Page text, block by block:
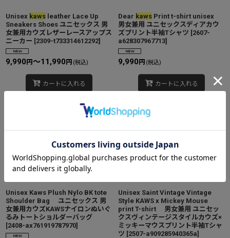
Unisex kaws leather Lace Up
Sneakers Shoes ユニセックス 男
女兼用カウズレザーレースアップス
ニーカー [2309-t733314612292]
9,990 円 ～11,990 円 (税込)
カートに入れる
Dear kaws Print t-shirt unisex
男女兼用 ユニセックスディアカウ
ズプリント半袖Tシャツ [2607-
a628307967713]
9,990 円 (税込)
カートに入れる
Unisex Kaws Plush Nylo BK tote
Shoulder Bag ユニセックス 男
女兼用カウズKAWSナイロンぬいぐ
るみトートショルダーバッグ
[2408-ax761919787970]
Unisex Saint Vintage Vintage
Style KAWS x Mickey Mouse
print T-shirt 男女兼用 ユニセッ
クスヴィンテージスタイルカウズ×
ミッキーマウスプリント半袖Tシャ
ツ [2507-a909285940365a]